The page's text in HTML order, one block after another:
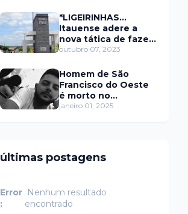
prefeitura de Itaú
*LIGEIRINHAS...
Itauense adere a
nova tática de fazer
exame através de
outubro 07, 2023
Homem de São
Francisco do Oeste
é morto no
município de
janeiro 01, 2025
últimas postagens
Error
:
Nenhum resultado
encontrado